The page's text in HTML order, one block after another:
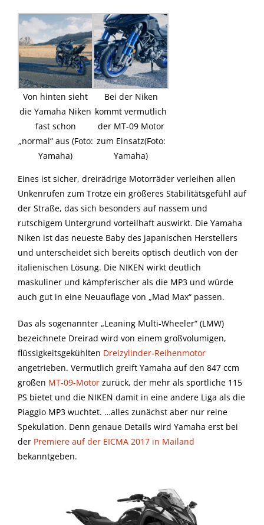
Von hinten sieht
die Yamaha Niken
fast schon
„normal“ aus (Foto:
Yamaha)
Bei der Niken
kommt vermutlich
der MT-09 Motor
zum Einsatz(Foto:
Yamaha)
Eines ist sicher, dreirädrige Motorräder verleihen allen
Unkenrufen zum Trotze ein größeres Stabilitätsgefühl auf
der Straße, das sich besonders auf nassem und
rutschigem Untergrund vorteilhaft auswirkt. Die Yamaha
Niken ist das neueste Baby des japanischen Herstellers
und unterscheidet sich bereits optisch deutlich von der
italienischen Lösung. Die NIKEN wirkt deutlich
maskuliner und kämpferischer als die MP3 und würde
auch gut in eine Neuauflage von „Mad Max“ passen.
Das als sogenannter „Leaning Multi-Wheeler“ (LMW)
bezeichnete Dreirad wird von einem großvolumigen,
flüssigkeitsgekühlten Dreizylinder-Reihenmotor
angetrieben. Vermutlich greift Yamaha auf den 847 ccm
großen MT-09-Motor zurück, der mehr als sportliche 115
PS bietet und die NIKEN damit in eine andere Liga als die
Piaggio MP3 wuchtet. …alles zunächst aber nur reine
Spekulation. Denn genaue Details wird Yamaha erst bei
der Premiere auf der EICMA 2017 in Mailand
bekanntgeben.